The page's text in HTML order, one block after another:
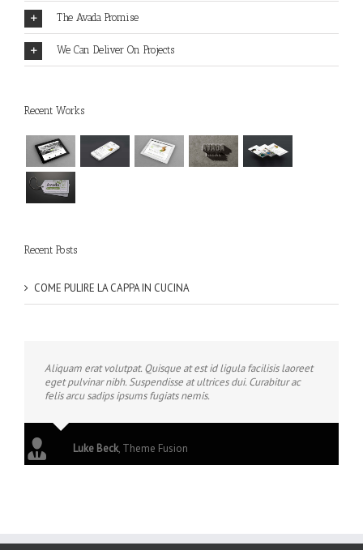
The Avada Promise
We Can Deliver On Projects
Recent Works
Recent Posts
COME PULIRE LA CAPPA IN CUCINA
Aliquam erat volutpat. Quisque at est id ligula facilisis laoreet
eget pulvinar nibh. Suspendisse at ultrices dui. Curabitur ac
felis arcu sadips ipsums fugiats nemis.
Luke Beck, Theme Fusion